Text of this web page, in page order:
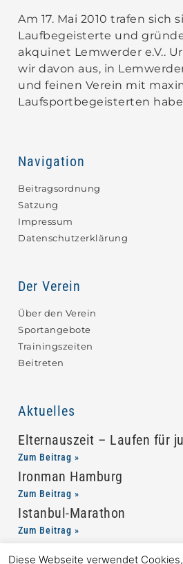
Am 17. Mai 2010 trafen sich
Laufbegeisterte und
akquinet Lemwerder e.V..
wir davon aus, in
und feinen Verein mit
Laufsportbegeisterten
Navigation
Beitragsordnung
Satzung
Impressum
Datenschutzerklärung
Der Verein
Über den Verein
Sportangebote
Trainingszeiten
Beitreten
Aktuelles
Elternauszeit – Laufen für
Zum Beitrag »
Ironman Hamburg
Zum Beitrag »
Istanbul-Marathon
Zum Beitrag »
Diese Webseite verwendet